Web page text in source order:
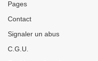
Pages
Contact
Signaler un abus
C.G.U.